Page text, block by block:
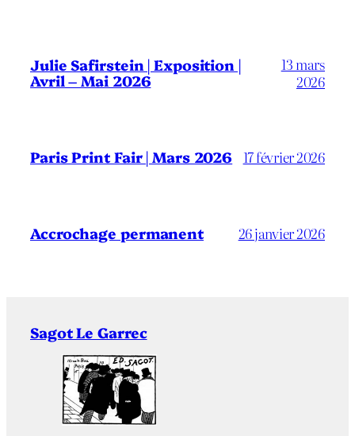
Julie Safirstein | Exposition |
Avril – Mai 2026
13 mars
2026
Paris Print Fair | Mars 2026 17 février 2026
Accrochage permanent 26 janvier 2026
Sagot Le Garrec